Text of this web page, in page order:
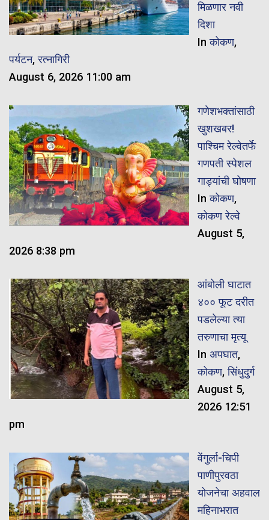
मिळणार नवी
दिशा
Inकोकण,
पर्यटन,रत्नागिरी
August 6, 2026 11:00 am
गणेशभक्तांसाठी
खुशखबर!
पाश्चिम रेल्वेतर्फे
गणपती स्पेशल
गाड्यांची घोषणा
Inकोकण,
कोकण रेल्वे
August 5,
2026 8:38 pm
आंबोली घाटात
४०० फूट दरीत
पडलेल्या त्या
तरुणाचा मृत्यू
In अपघात,
कोकण,सिंधुदुर्ग
August 5,
2026 12:51
pm
वेंगुर्ला-चिपी
पाणीपुरवठा
योजनेचा अहवाल
महिनाभरात